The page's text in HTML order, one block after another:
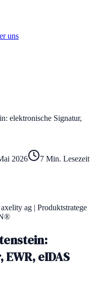
uns
elektronische Signatur,
2026 7 Min. Lesezeit
ag | Produktstratege
eIDAS